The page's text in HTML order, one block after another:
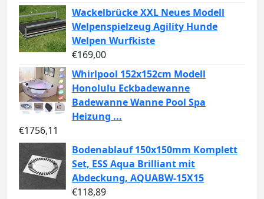
Wackelbrücke XXL Neues Modell
Welpenspielzeug Agility Hunde
Welpen Wurfkiste
€169,00
Whirlpool 152x152cm Modell
Honolulu Eckbadewanne
Badewanne Wanne Pool Spa
Heizung ...
€1756,11
Bodenablauf 150x150mm Komplett
Set, ESS Aqua Brilliant mit
Abdeckung, AQUABW-15X15
€118,89